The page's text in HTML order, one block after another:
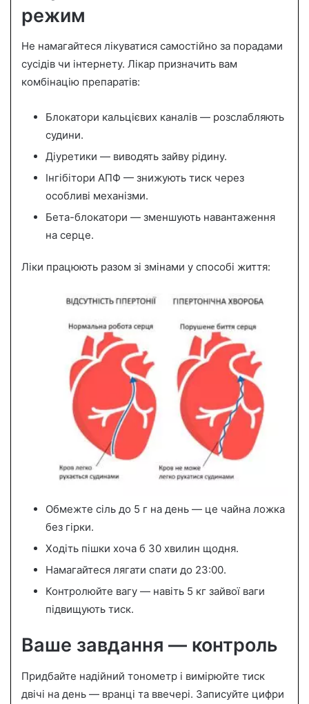
режим
Не намагайтеся лікуватися самостійно за порадами
сусідів чи інтернету. Лікар призначить вам
комбінацію препаратів:
Блокатори кальцієвих каналів — розслабляють
судини.
Діуретики — виводять зайву рідину.
Інгібітори АПФ — знижують тиск через
особливі механізми.
Бета-блокатори — зменшують навантаження
на серце.
Ліки працюють разом зі змінами у способі життя:
Обмежте сіль до 5 г на день — це чайна ложка
без гірки.
Ходіть пішки хоча б 30 хвилин щодня.
Намагайтеся лягати спати до 23:00.
Контролюйте вагу — навіть 5 кг зайвої ваги
підвищують тиск.
Ваше завдання — контроль
Придбайте надійний тонометр і вимірюйте тиск
двічі на день — вранці та ввечері. Записуйте цифри